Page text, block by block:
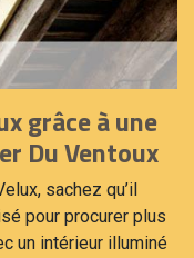
grâce à une
Du Ventoux
sachez qu’il
pour procurer plus
un intérieur illuminé